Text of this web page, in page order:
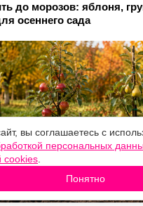
до морозов: яблоня,
осеннего сада
вы соглашаетесь с
персональных
cookies
Понятно